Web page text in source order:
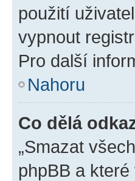
použití
vypnout
Pro další
Nahoru
Co dělá
„Smazat
phpBB a